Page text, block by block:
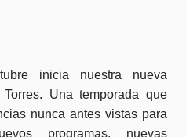
inicia nuestra nueva
Una temporada que
nunca antes vistas para
programas, nuevas